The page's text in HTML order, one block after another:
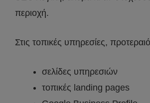
περιοχή.
Στις τοπικές υπηρεσίες,
σελίδες υπηρεσιών
τοπικές landing pages